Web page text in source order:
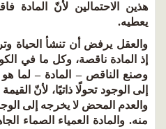
هذين الاحتمالين لأنّ المادة
يعطيه.
والعقل يرفض أن تنشأ الحياة
إذ المادة ناقصة، وكل ما في
وصنع الناقص – المادة – لما
إلى الوجود تحولًا ذاتيًا، لأنّ
والعدم المحض لا يخرجه إلى
منه. والمادة العمياء الصماء